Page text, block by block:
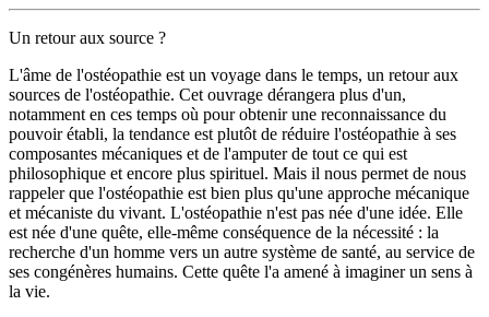
Un retour aux source ?
L'âme de l'ostéopathie est un voyage dans le temps, un retour aux
sources de l'ostéopathie. Cet ouvrage dérangera plus d'un,
notamment en ces temps où pour obtenir une reconnaissance du
pouvoir établi, la tendance est plutôt de réduire l'ostéopathie à ses
composantes mécaniques et de l'amputer de tout ce qui est
philosophique et encore plus spirituel. Mais il nous permet de nous
rappeler que l'ostéopathie est bien plus qu'une approche mécanique
et mécaniste du vivant. L'ostéopathie n'est pas née d'une idée. Elle
est née d'une quête, elle-même conséquence de la nécessité : la
recherche d'un homme vers un autre système de santé, au service de
ses congénères humains. Cette quête l'a amené à imaginer un sens à
la vie.